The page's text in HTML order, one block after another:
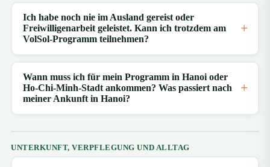
Ich habe noch nie im Ausland gereist oder
Freiwilligenarbeit geleistet. Kann ich trotzdem am
VolSol-Programm teilnehmen?
Wann muss ich für mein Programm in Hanoi oder
Ho-Chi-Minh-Stadt ankommen? Was passiert nach
meiner Ankunft in Hanoi?
UNTERKUNFT, VERPFLEGUNG UND ALLTAG